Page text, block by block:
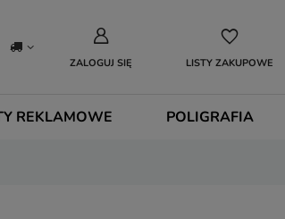
ZALOGUJ SIĘ LISTY ZAKUPOWE
REKLAMOWE POLIGRAFIA